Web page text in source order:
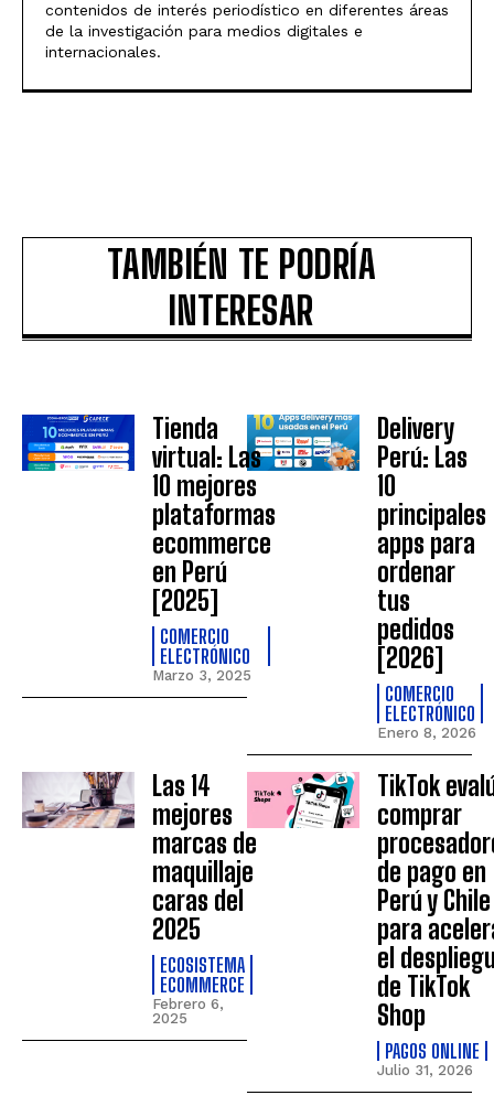
contenidos de interés periodístico en diferentes áreas
de la investigación para medios digitales e
internacionales.
TAMBIÉN TE PODRÍA
INTERESAR
Tienda
virtual: Las
10 mejores
plataformas
ecommerce
en Perú
[2025]
COMERCIO
ELECTRÓNICO
Marzo 3, 2025
Delivery
Perú: Las
10
principales
apps para
ordenar
tus
pedidos
[2026]
COMERCIO
ELECTRÓNICO
Enero 8, 2026
Las 14
mejores
marcas de
maquillaje
caras del
2025
ECOSISTEMA
ECOMMERCE
Febrero 6,
2025
TikTok
comprar
de pago en
Perú y Chile
para
el
de TikTok
Shop
PAGOS ONLINE
Julio 31, 2026